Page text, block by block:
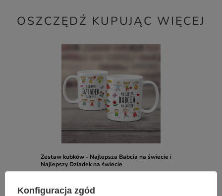
OSZCZĘDŹ KUPUJĄC WIĘCEJ
Zestaw kubków - Najlepsza Babcia na świecie i
Najlepszy Dziadek na świecie
Konfiguracja zgód